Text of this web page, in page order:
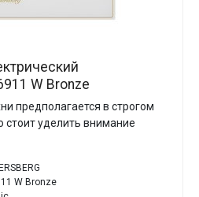
W Bronze
предполагается в строгом
стоит уделить внимание
W Bronze